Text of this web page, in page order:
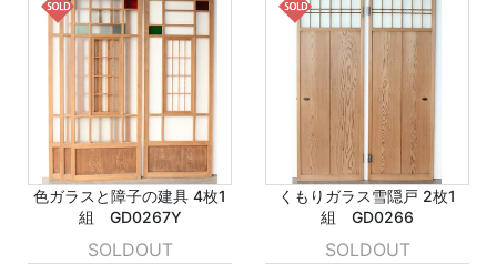
色ガラスと障子の建具 4枚1
組 GD0267Y
SOLDOUT
くもりガラス雪隠戸 2枚1
組 GD0266
SOLDOUT